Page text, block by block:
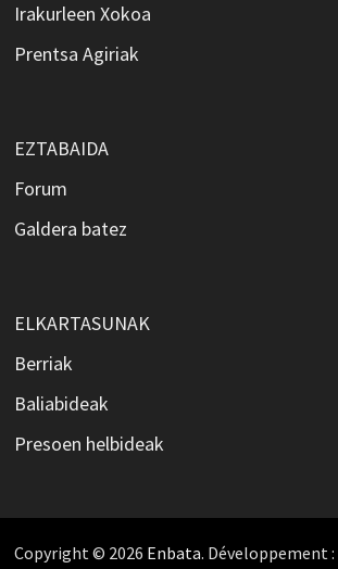
Irakurleen Xokoa
Prentsa Agiriak
EZTABAIDA
Forum
Galdera batez
ELKARTASUNAK
Berriak
Baliabideak
Presoen helbideak
Copyright © 2026 Enbata. Développement :